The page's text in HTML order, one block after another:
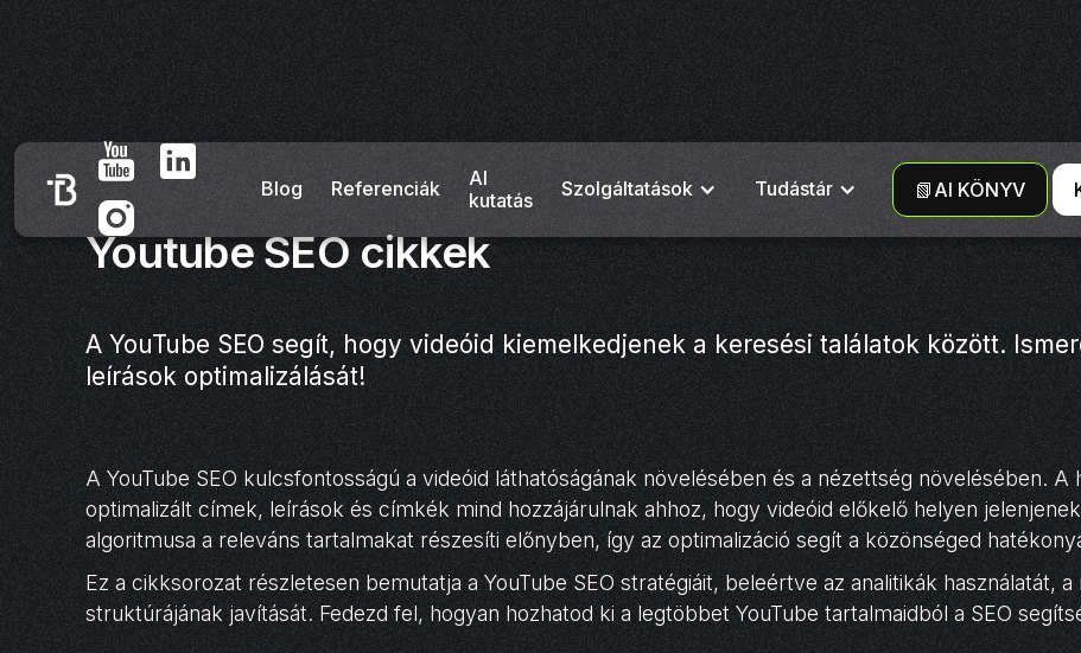
Blog Referenciák
AI
kutatás
Szolgáltatások Tudástár 📗AI KÖNYV
Youtube SEO cikkek
A YouTube SEO segít, hogy videóid kiemelkedjenek a keresési találatok között.
leírások optimalizálását!
A YouTube SEO kulcsfontosságú a videóid láthatóságának növelésében és a nézettség növelésében.
optimalizált címek, leírások és címkék mind hozzájárulnak ahhoz, hogy videóid előkelő helyen
algoritmusa a releváns tartalmakat részesíti előnyben, így az optimalizáció segít a közönséged
Ez a cikksorozat részletesen bemutatja a YouTube SEO stratégiáit, beleértve az analitikák használatát,
struktúrájának javítását. Fedezd fel, hogyan hozhatod ki a legtöbbet YouTube tartalmaidból a SEO